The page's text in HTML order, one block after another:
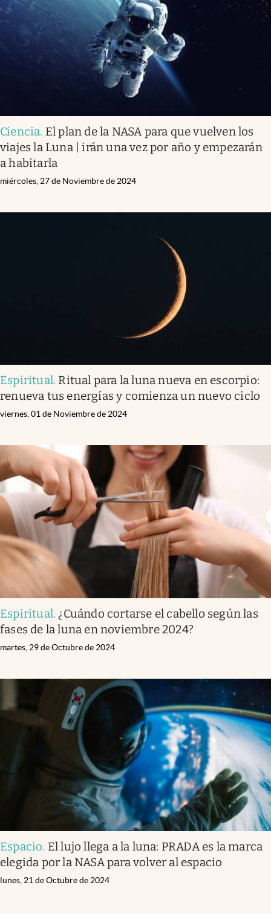
Ciencia. El plan de la NASA para que vuelven los
viajes la Luna | irán una vez por año y empezarán
a habitarla
miércoles, 27 de Noviembre de 2024
Espiritual. Ritual para la luna nueva en escorpio:
renueva tus energías y comienza un nuevo ciclo
viernes, 01 de Noviembre de 2024
Espiritual. ¿Cuándo cortarse el cabello según las
fases de la luna en noviembre 2024?
martes, 29 de Octubre de 2024
Espacio. El lujo llega a la luna: PRADA es la marca
elegida por la NASA para volver al espacio
lunes, 21 de Octubre de 2024